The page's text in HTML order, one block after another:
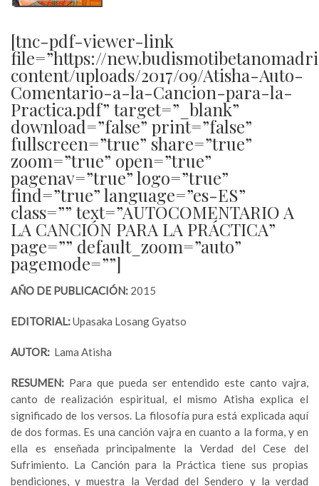
[tnc-pdf-viewer-link
file=”https://
content/uploads/2017/09/Atisha-Auto-
Comentario-a-la-Cancion-para-la-
Practica.pdf” target=”_blank”
download=”false” print=”false”
fullscreen=”true” share=”true”
zoom=”true” open=”true”
pagenav=”true” logo=”true”
find=”true” language=”es-ES”
class=”” text=”AUTOCOMENTARIO A
LA CANCIÓN PARA LA PRÁCTICA”
page=”” default_zoom=”auto”
pagemode=””]
AÑO DE PUBLICACIÓN: 2015
EDITORIAL:Upasaka Losang Gyatso
AUTOR: Lama Atisha
RESUMEN: Para que pueda ser entendido este canto vajra,
canto de realización espiritual, el mismo Atisha explica el
significado de los versos. La filosofía pura está explicada aquí
de dos formas. Es una canción vajra en cuanto a la forma, y en
ella es enseñada principalmente la Verdad del Cese del
Sufrimiento. La Canción para la Práctica tiene sus propias
bendiciones, y muestra la Verdad del Sendero y la verdad